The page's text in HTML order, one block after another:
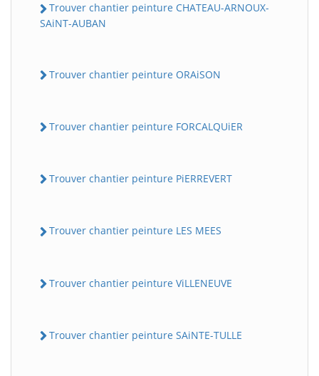
Trouver chantier peinture CHATEAU-ARNOUX-
SAiNT-AUBAN
Trouver chantier peinture ORAiSON
Trouver chantier peinture FORCALQUiER
Trouver chantier peinture PiERREVERT
Trouver chantier peinture LES MEES
Trouver chantier peinture ViLLENEUVE
Trouver chantier peinture SAiNTE-TULLE